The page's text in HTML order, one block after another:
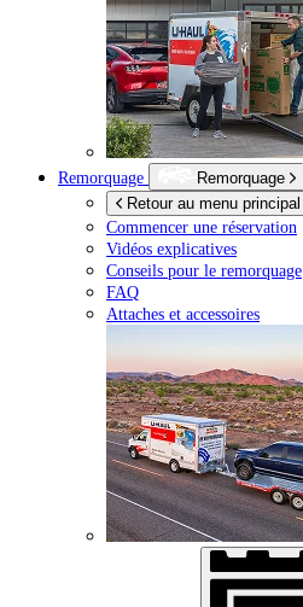
Remorquage
Remorquage
Retour au menu principal
Commencer une réservation
Vidéos explicatives
Conseils pour le remorquage
FAQ
Attaches et accessoires